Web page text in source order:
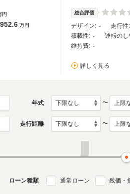
円
952.6 万円
総合評価
デザイン: - 走行性:
積載性: - 運転のし
維持費: -
詳しく見る
年式 〜
走行距離 〜
ローン種類 通常ローン 残価・